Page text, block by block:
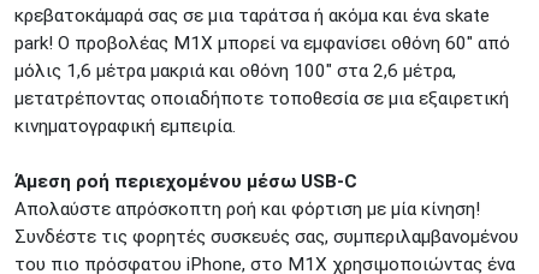
κρεβατοκάμαρά σας σε μια ταράτσα ή ακόμα και ένα skate
park! Ο προβολέας M1X μπορεί να εμφανίσει οθόνη 60" από
μόλις 1,6 μέτρα μακριά και οθόνη 100" στα 2,6 μέτρα,
μετατρέποντας οποιαδήποτε τοποθεσία σε μια εξαιρετική
κινηματογραφική εμπειρία.
Άμεση ροή περιεχομένου μέσω USB-C​
Απολαύστε απρόσκοπτη ροή και φόρτιση με μία κίνηση!
Συνδέστε τις φορητές συσκευές σας, συμπεριλαμβανομένου
του πιο πρόσφατου iPhone, στο M1X χρησιμοποιώντας ένα